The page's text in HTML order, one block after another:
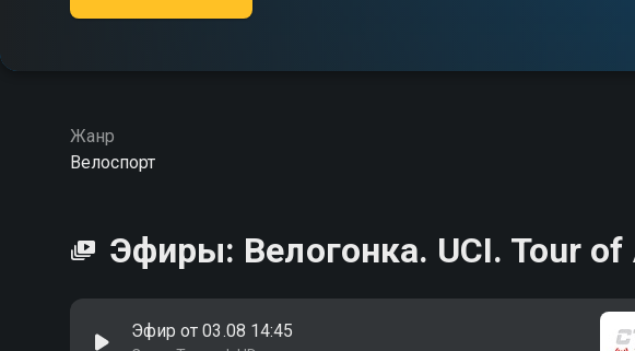
Жанр
Велоспорт
Эфиры: Велогонка. UCI. Tour
Эфир от 03.08 14:45